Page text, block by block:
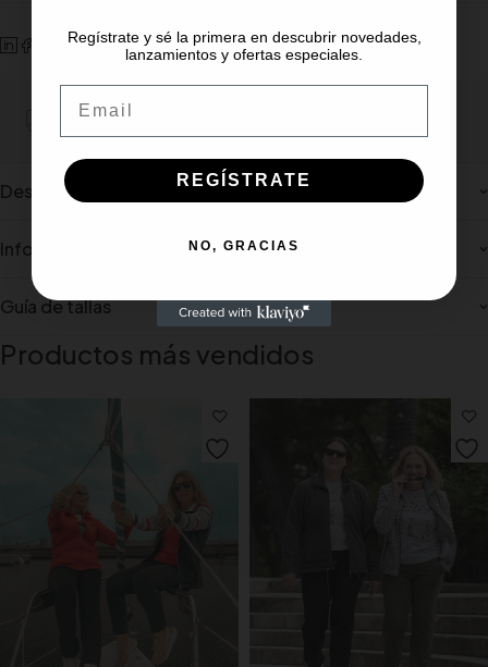
Portes gratiuito para pedidos mínimos de 100€
Description
Información adicional
Guía de tallas
Productos más vendidos
Regístrate y sé la primera en descubrir novedades,
lanzamientos y ofertas especiales.
REGÍSTRATE
NO, GRACIAS